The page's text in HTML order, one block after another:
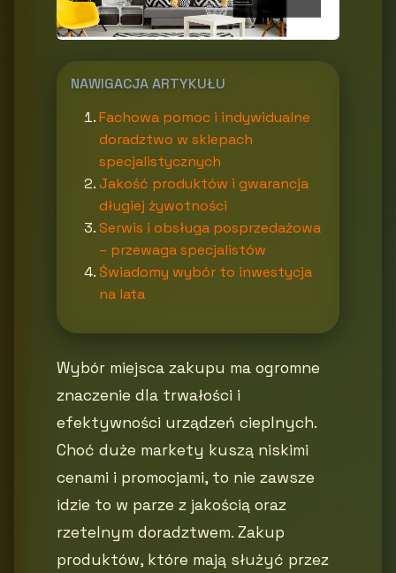
NAWIGACJA ARTYKUŁU
Fachowa pomoc i indywidualne
doradztwo w sklepach
specjalistycznych
Jakość produktów i gwarancja
długiej żywotności
Serwis i obsługa posprzedażowa
– przewaga specjalistów
Świadomy wybór to inwestycja
na lata
Wybór miejsca zakupu ma ogromne
znaczenie dla trwałości i
efektywności urządzeń cieplnych.
Choć duże markety kuszą niskimi
cenami i promocjami, to nie zawsze
idzie to w parze z jakością oraz
rzetelnym doradztwem. Zakup
produktów, które mają służyć przez